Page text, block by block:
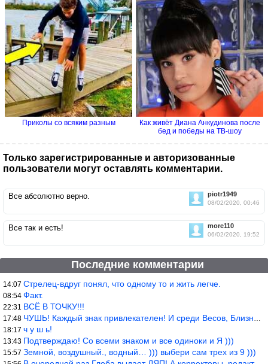
Приколы со всяким разным
Как живёт Диана Анкудинова после
бед и победы на ТВ-шоу
Только зарегистрированные и авторизованные
пользователи могут оставлять комментарии.
piotr1949
08/02/2020, 00:46
Все абсолютно верно.
more110
06/02/2020, 19:52
Все так и есть!
Последние комментарии
14:07 Стрелец-вдруг понял, что одному то и жить легче.
08:54 Факт.
22:31 ВСЁ В ТОЧКУ!!!
17:48 ЧУШЬ! Каждый знак привлекателен! И среди Весов, Близнецов встреч
18:17 ч у ш ь!
13:43 Подтверждаю! Со всеми знаком и все одиноки и Я )))
15:57 Земной, воздушный., водный… ))) выбери сам трех из 9 )))